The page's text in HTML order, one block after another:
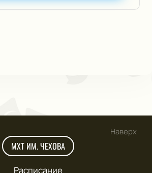
Наверх
МХТ ИМ. ЧЕХОВА
Расписание